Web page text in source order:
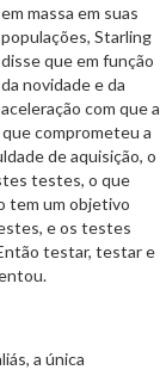
em massa em suas
populações, Starling
disse que em função
da novidade e da
aceleração com que a
comprometeu a
de aquisição, o
testes, o que
tem um objetivo
e os testes
testar, testar e
a única